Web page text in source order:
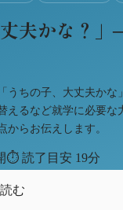
丈夫かな？
うちの子、大丈夫かな
えるなど就学に必要な
からお伝えします。
⏱ 読了目安 19分
む